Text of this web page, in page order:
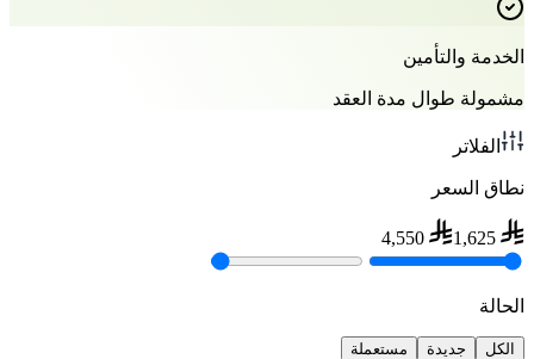
الخدمة والتأمين
مشمولة طوال مدة العقد
الفلاتر
نطاق السعر
1,625
4,550
الحالة
الكل جديدة مستعملة